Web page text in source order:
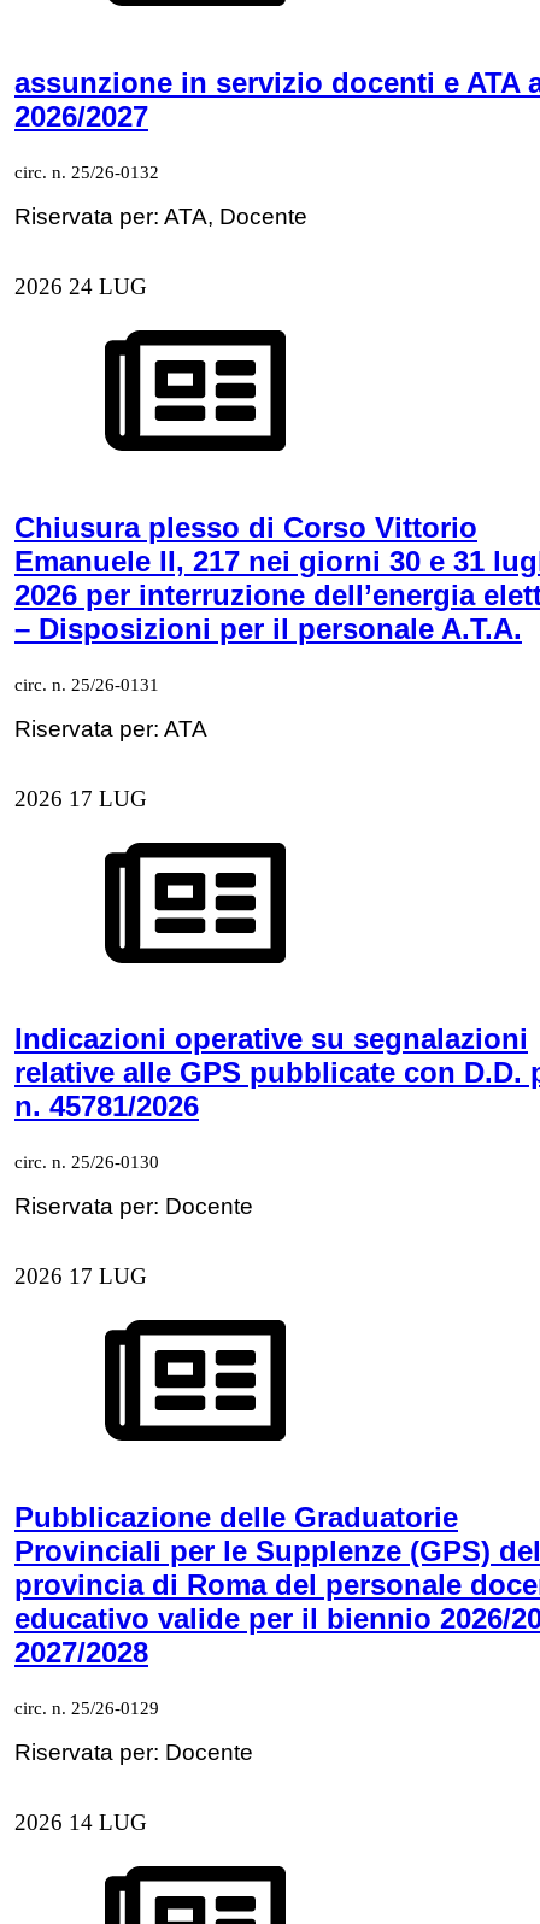
assunzione in servizio docenti e ATA
2026/2027
circ. n. 25/26-0132
Riservata per: ATA, Docente
2026 24 LUG
Chiusura plesso di Corso Vittorio
Emanuele II, 217 nei giorni 30 e 31
2026 per interruzione dell’energia
– Disposizioni per il personale A.T.A.
circ. n. 25/26-0131
Riservata per: ATA
2026 17 LUG
Indicazioni operative su segnalazioni
relative alle GPS pubblicate con D.D.
n. 45781/2026
circ. n. 25/26-0130
Riservata per: Docente
2026 17 LUG
Pubblicazione delle Graduatorie
Provinciali per le Supplenze (GPS)
provincia di Roma del personale
educativo valide per il biennio 2026/
2027/2028
circ. n. 25/26-0129
Riservata per: Docente
2026 14 LUG